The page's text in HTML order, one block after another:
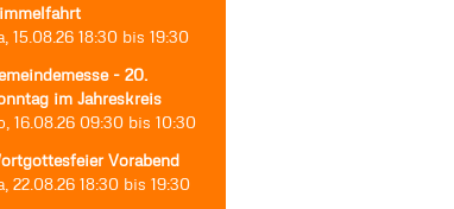
15.08.26 18:30 bis 19:30
- 20.
im Jahreskreis
16.08.26 09:30 bis 10:30
Vorabend
22.08.26 18:30 bis 19:30